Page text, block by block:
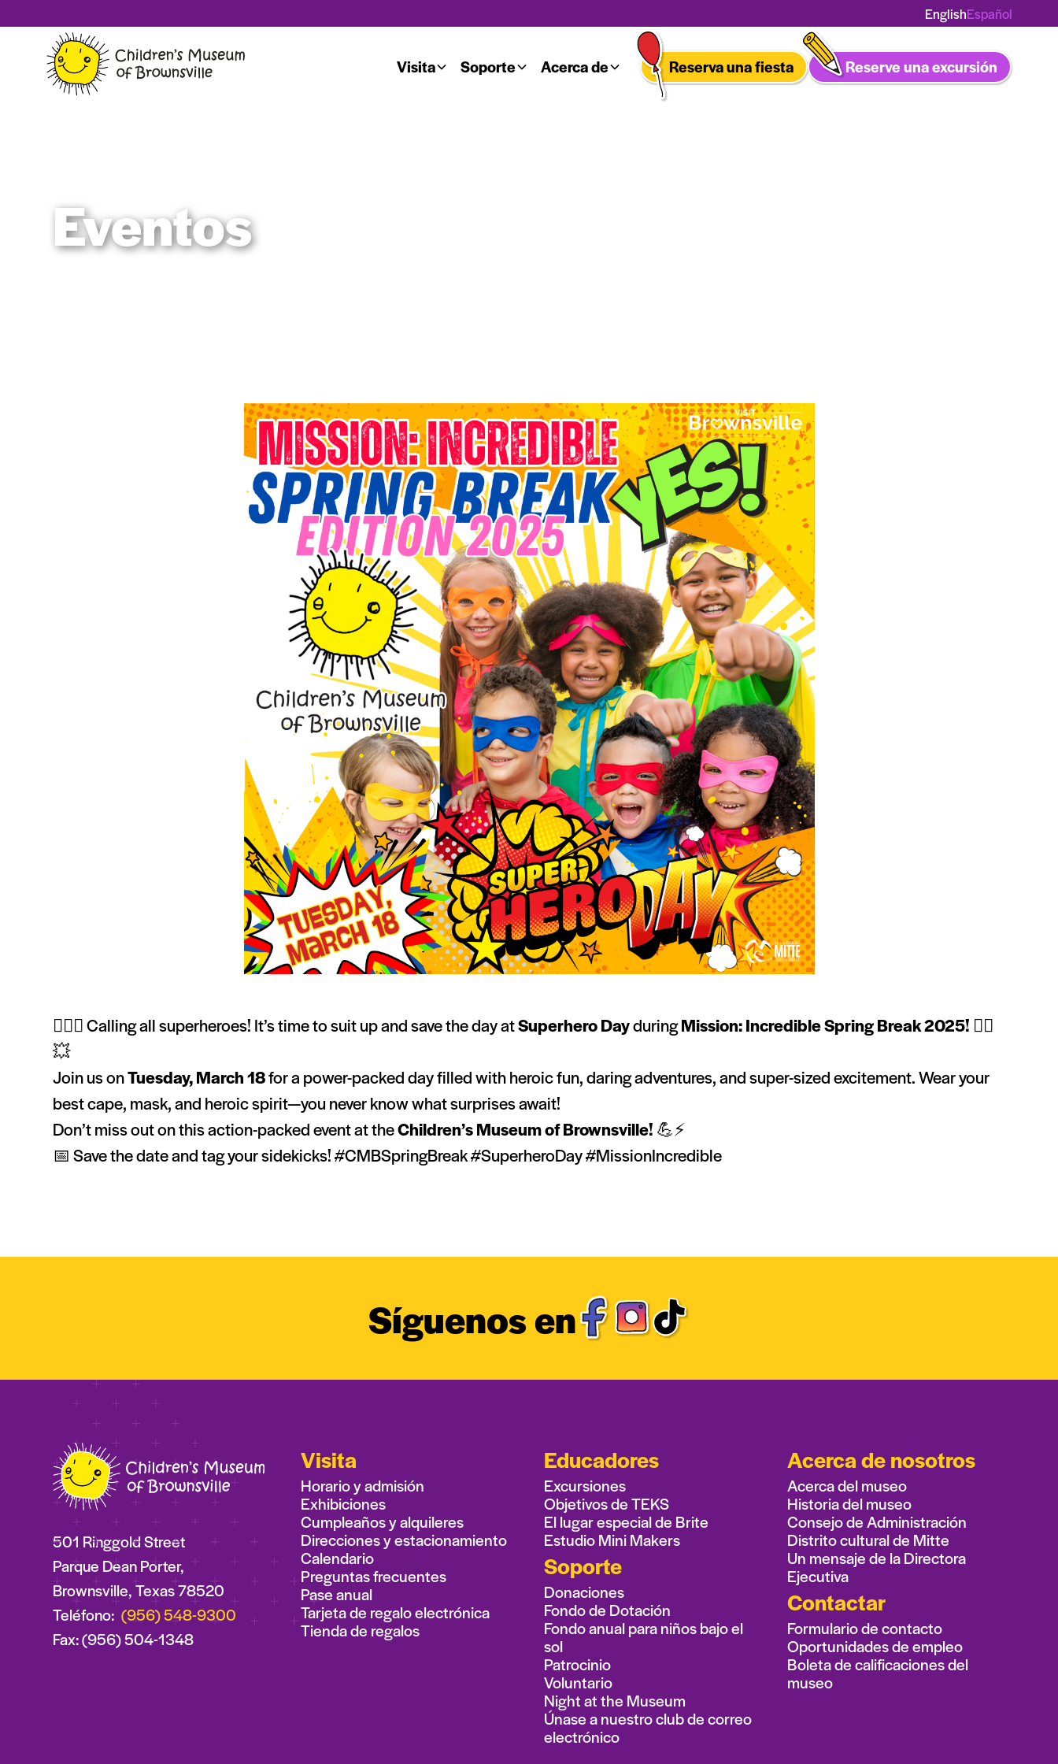
EnglishEspañol
Visita Soporte Acerca de Reserva una fiesta Reserve una excursión
Eventos
🦸‍♂️✨ Calling all superheroes! It’s time to suit up and save the day atSuperhero DayduringMission: Incredible Spring Break 2025! 🦸‍♀️
💥
Join us onTuesday, March 18for a power-packed day filled with heroic fun, daring adventures, and super-sized excitement. Wear your
best cape, mask, and heroic spirit—you never know what surprises await!
Don’t miss out on this action-packed event at theChildren’s Museum of Brownsville! 💪⚡
📅 Save the date and tag your sidekicks! #CMBSpringBreak #SuperheroDay #MissionIncredible
Síguenos en
501 Ringgold Street
Parque Dean Porter,
Brownsville, Texas 78520
Teléfono:(956) 548-9300
Fax: (956) 504-1348
Visita
Horario y admisión
Exhibiciones
Cumpleaños y alquileres
Direcciones y estacionamiento
Calendario
Preguntas frecuentes
Pase anual
Tarjeta de regalo electrónica
Tienda de regalos
Educadores
Excursiones
Objetivos de TEKS
El lugar especial de Brite
Estudio Mini Makers
Soporte
Donaciones
Fondo de Dotación
Fondo anual para niños bajo el
sol
Patrocinio
Voluntario
Night at the Museum
Únase a nuestro club de correo
electrónico
Acerca de nosotros
Acerca del museo
Historia del museo
Consejo de Administración
Distrito cultural de Mitte
Un mensaje de la Directora
Ejecutiva
Contactar
Formulario de contacto
Oportunidades de empleo
Boleta de calificaciones del
museo